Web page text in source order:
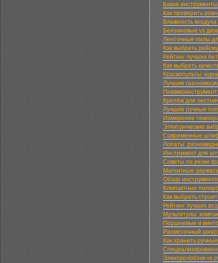
Какие
Как проверить
Влажность
Бензиновые vs
Ленточные пилы
Как выбрать
Рейтинг лучших
Как выбрать
Краскопульты:
Лучшие
Крепёж для
Лучшие ручные
Измерение
Электрические
Современные
Лопаты:
Инструмент для
Советы по резке
Магнитные
Обзор
Компактные
Как выбрать
Рейтинг лучших
Мультитулы:
Поршневые и
Разметочный
Как хранить
Электролобзик vs